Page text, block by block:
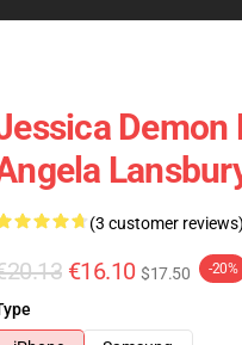
Demon
(3 customer reviews)
€16.10 $17.50 -20%